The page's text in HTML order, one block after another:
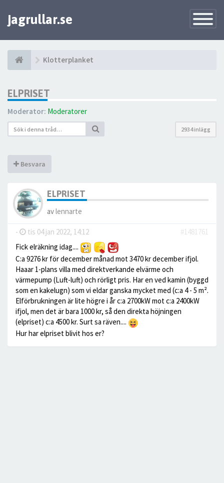
Toggle
jagrullar.se
Klotterplanket
ELPRISET
Moderator: Moderatorer
2934 inlägg
Besvara
ELPRISET
avlennarte
- tis 04 jan 2022, 14:12
#1481761
Fick elräkning idag....
C:a 9276 kr för december månad mot 3470 kr december ifjol.
Haaar 1-plans villa med direktverkande elvärme och
värmepump (Luft-luft) och rörligt pris. Har en ved kamin (byggd
som en kakelugn) som vi eldar ganska mycket med (c:a 4 - 5 m².
Elförbrukningen är lite högre i år c:a 2700kW mot c:a 2400kW
ifjol, men det är bara 1000 kr, så den direkta höjningen
(elpriset) c:a 4500 kr. Surt sa räven....
Hur har elpriset blivit hos er?